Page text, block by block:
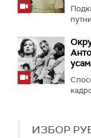
ИЗБОР